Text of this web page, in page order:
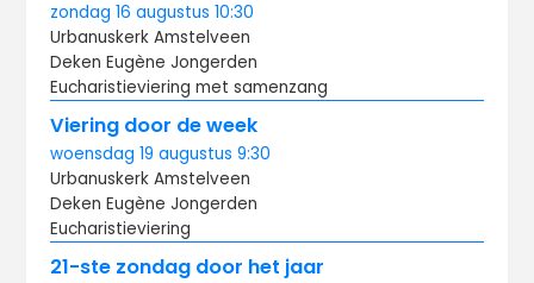
zondag 16 augustus10:30
Urbanuskerk Amstelveen
Deken Eugène Jongerden
Eucharistieviering met samenzang
Viering door de week
woensdag 19 augustus9:30
Urbanuskerk Amstelveen
Deken Eugène Jongerden
Eucharistieviering
21-ste zondag door het jaar